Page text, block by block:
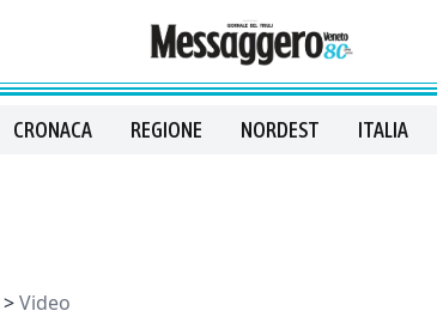
CRONACA REGIONE NORDEST ITALIA
Video